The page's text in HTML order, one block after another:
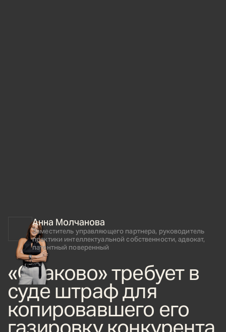
Анна Молчанова
Заместитель управляющего партнера, руководитель
практики интеллектуальной собственности, адвокат,
патентный поверенный
«Очаково» требует в
суде штраф для
копировавшего его